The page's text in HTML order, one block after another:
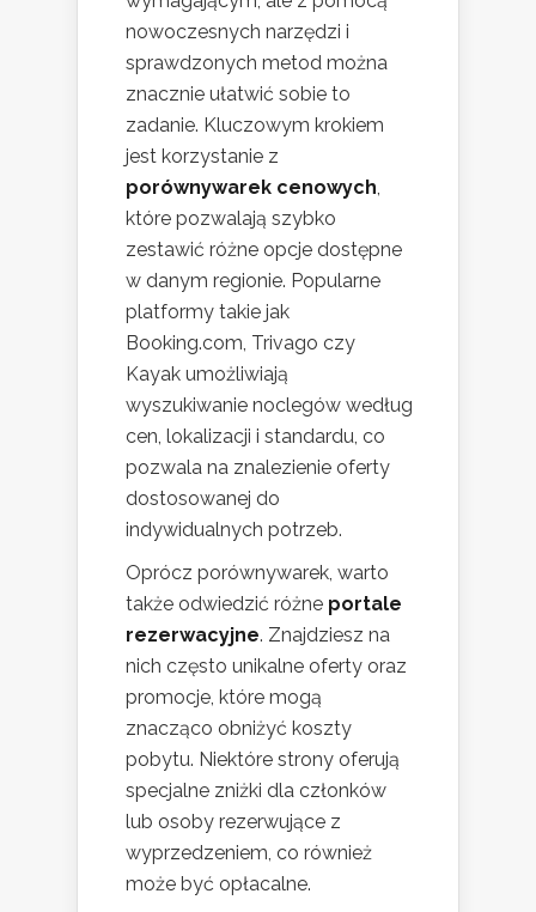
nowoczesnych narzędzi i
sprawdzonych metod można
znacznie ułatwić sobie to
zadanie. Kluczowym krokiem
jest korzystanie z
porównywarek cenowych
które pozwalają szybko
zestawić różne opcje dostępne
w danym regionie. Popularne
platformy takie jak
Booking.com, Trivago czy
Kayak umożliwiają
wyszukiwanie noclegów według
cen, lokalizacji i standardu, co
pozwala na znalezienie oferty
dostosowanej do
indywidualnych potrzeb.
Oprócz porównywarek, warto
także odwiedzić różne portale
rezerwacyjne. Znajdziesz na
nich często unikalne oferty oraz
promocje, które mogą
znacząco obniżyć koszty
pobytu. Niektóre strony oferują
specjalne zniżki dla członków
lub osoby rezerwujące z
wyprzedzeniem, co również
może być opłacalne.